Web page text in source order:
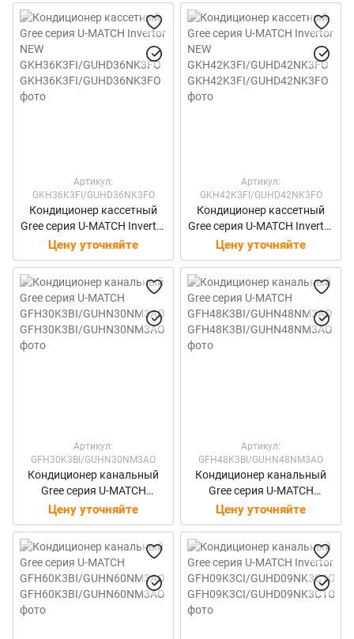
Артикул:
GKH36K3FI/GUHD36NK3FO
Кондиционер кассетный
Gree серия U-MATCH Invertor
NEW
GKH36K3FI/GUHD36NK3FO
Цену уточняйте
Артикул:
GKH42K3FI/GUHD42NK3FO
Кондиционер кассетный
Gree серия U-MATCH Invertor
NEW
GKH42K3FI/GUHD42NK3FO
Цену уточняйте
Артикул:
GFH30K3BI/GUHN30NM3AO
Кондиционер канальный
Gree серия U-MATCH
GFH30K3BI/GUHN30NM3AO
Цену уточняйте
Артикул:
GFH48K3BI/GUHN48NM3AO
Кондиционер канальный
Gree серия U-MATCH
GFH48K3BI/GUHN48NM3AO
Цену уточняйте